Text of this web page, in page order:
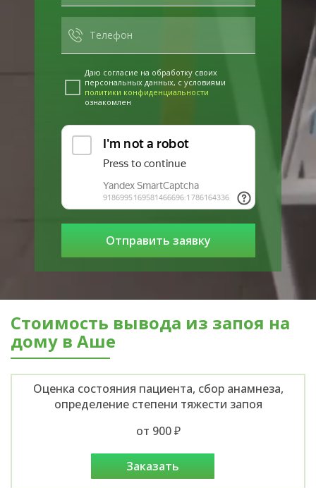
Даю согласие на обработку своих
персональных данных, с условиями
политики конфиденциальности
ознакомлен
Стоимость вывода из запоя на
дому в Аше
Оценка состояния пациента, сбор анамнеза,
определение степени тяжести запоя
от 900 ₽
заказать